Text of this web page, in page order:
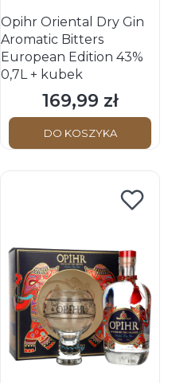
Opihr Oriental Dry Gin
Aromatic Bitters
European Edition 43%
0,7L + kubek
Cena
169,99 zł
DO KOSZYKA